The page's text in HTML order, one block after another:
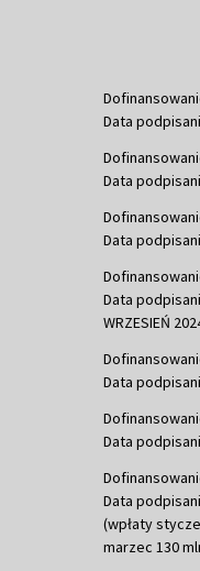
Data
Data
Data
Data
WRZESIEŃ
Data
Data
Data
(wpłaty
marzec 130